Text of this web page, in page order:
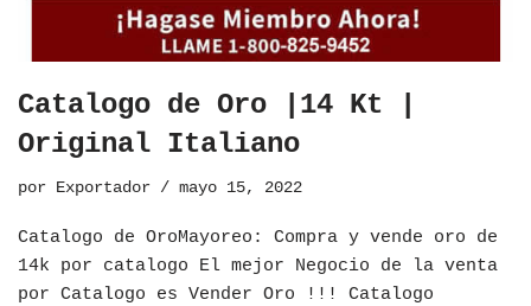
Catalogo de Oro |14 Kt |
Original Italiano
por Exportador mayo 15, 2022
​Catalogo de OroMayoreo: Compra y vende oro de
14k por catalogo El mejor Negocio de la venta
por Catalogo es Vender Oro !!! Catalogo